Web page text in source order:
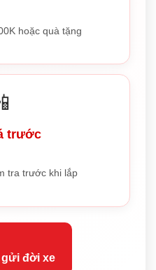
hoặc quà tặng
trước
tra trước khi lắp
gửi đời xe